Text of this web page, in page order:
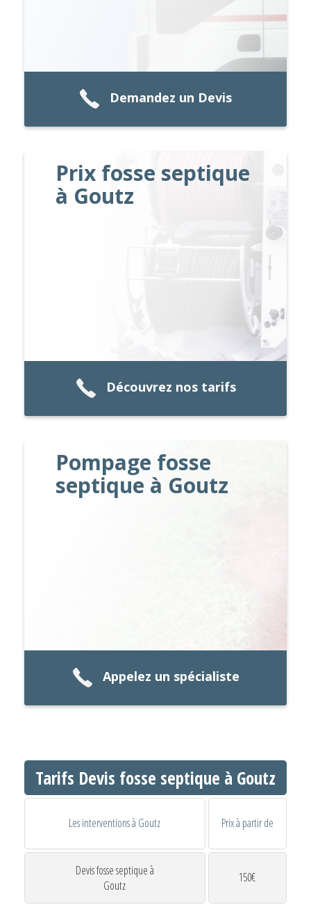
Demandez un Devis
Prix fosse septique
à Goutz
Découvrez nos tarifs
Pompage fosse
septique à Goutz
Appelez un spécialiste
Tarifs Devis fosse septique à Goutz
Les interventions à Goutz Prix à partir de
Devis fosse septique à
Goutz
150€